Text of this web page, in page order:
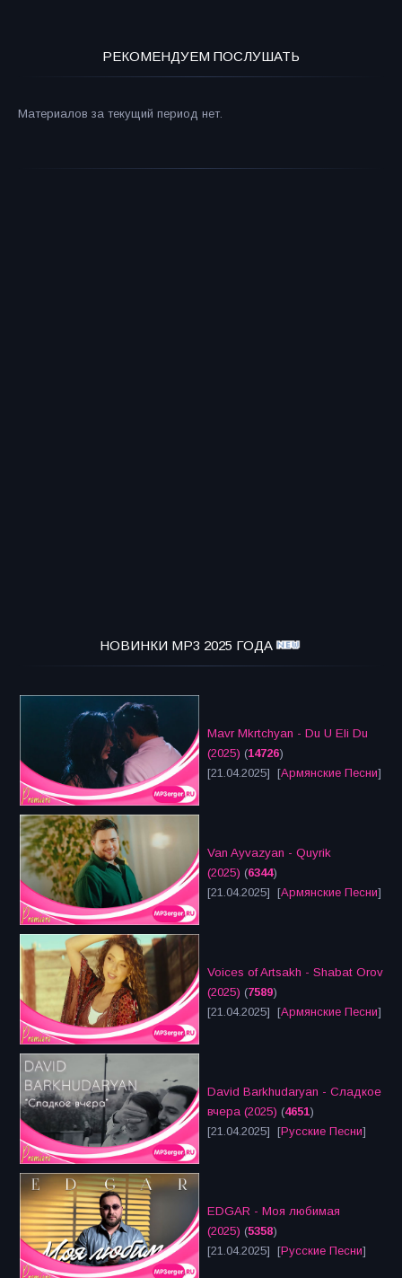
РЕКОМЕНДУЕМ ПОСЛУШАТЬ
Материалов за текущий период нет.
НОВИНКИ MP3 2025 ГОДА
Mavr Mkrtchyan - Du U Eli Du
(2025) (14726)
[21.04.2025] [Армянские Песни]
Van Ayvazyan - Quyrik
(2025) (6344)
[21.04.2025] [Армянские Песни]
Voices of Artsakh - Shabat Orov
(2025) (7589)
[21.04.2025] [Армянские Песни]
David Barkhudaryan - Сладкое
вчера (2025) (4651)
[21.04.2025] [Русские Песни]
EDGAR - Моя любимая
(2025) (5358)
[21.04.2025] [Русские Песни]